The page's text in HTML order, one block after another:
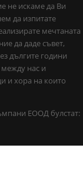
не искаме да Ви
да изпитате
мечтаната
да даде съвет,
дългите години
между нас и
и хора на които
ЕООД булстат: